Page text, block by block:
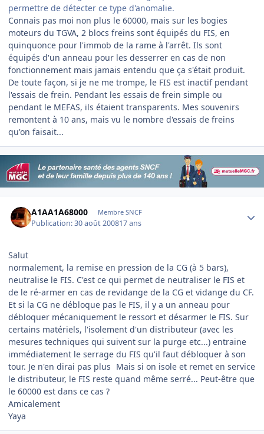
permettre de détecter ce type d'anomalie.
Connais pas moi non plus le 60000, mais sur les bogies
moteurs du TGVA, 2 blocs freins sont équipés du FIS, en
quinquonce pour l'immob de la rame à l'arrêt. Ils sont
équipés d'un anneau pour les desserrer en cas de non
fonctionnement mais jamais entendu que ça s'était produit.
De toute façon, si je ne me trompe, le FIS est inactif pendant
l'essais de frein. Pendant les essais de frein simple ou
pendant le MEFAS, ils étaient transparents. Mes souvenirs
remontent à 10 ans, mais vu le nombre d'essais de freins
qu'on faisait...
A1AA1A68000 Membre SNCF
Publication:30 août 200817 ans
Salut
normalement, la remise en pression de la CG (à 5 bars),
neutralise le FIS. C'est ce qui permet de neutraliser le FIS et
de le ré-armer en cas de revidange de la CG et vidange du CF.
Et si la CG ne débloque pas le FIS, il y a un anneau pour
débloquer mécaniquement le ressort et désarmer le FIS. Sur
certains matériels, l'isolement d'un distributeur (avec les
mesures techniques qui suivent sur la purge etc...) entraine
immédiatement le serrage du FIS qu'il faut débloquer à son
tour. Je n'en dirai pas plus Mais si on isole et remet en service
le distributeur, le FIS reste quand même serré... Peut-être que
le 60000 est dans ce cas ?
Amicalement
Yaya